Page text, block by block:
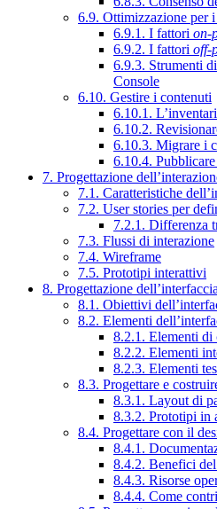
6.9. Ottimizzazione per
6.9.1. I fattori on-
6.9.2. I fattori off-
6.9.3. Strumenti
Console
6.10. Gestire i contenuti
6.10.1.
6.10.2.
6.10.3. Migrare i
6.10.4.
7. Progettazione
7.1. Caratteristiche
7.2. User stories per
7.2.1. Differenza
7.3. Flussi di interazione
7.4. Wireframe
7.5. Prototipi interattivi
8. Progettazione dell’interfaccia
8.1. Obiettivi
8.2. Elementi
8.2.1. Elementi di
8.2.2. Elementi
8.2.3. Elementi
8.3. Progettare e
8.3.1. Layout di
8.3.2. Prototipi in
8.4. Progettare con il
8.4.1.
8.4.2. Benefici
8.4.3. Risorse
8.4.4. Come